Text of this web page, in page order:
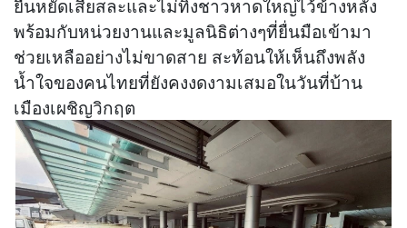
ยืนหยัดเสียสละและไม่ทิ้งชาวหาดใหญ่ไว้ข้างหลัง
พร้อมกับหน่วยงานและมูลนิธิต่างๆที่ยื่นมือเข้ามา
ช่วยเหลืออย่างไม่ขาดสาย สะท้อนให้เห็นถึงพลัง
น้ำใจของคนไทยที่ยังคงงดงามเสมอในวันที่บ้าน
เมืองเผชิญวิกฤต